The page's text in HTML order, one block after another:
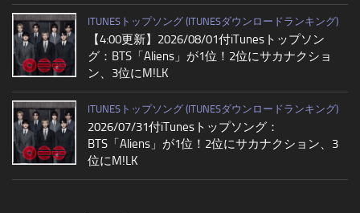
ITUNESトップソング (ITUNESダウンロードランキング)
【4:00更新】2026/08/01付iTunesトップソン
グ：BTS「Aliens」が1位！2位にサカナクショ
ン、3位にM!LK
ITUNESトップソング (ITUNESダウンロードランキング)
2026/07/31付iTunesトップソング：
BTS「Aliens」が1位！2位にサカナクション、3
位にM!LK